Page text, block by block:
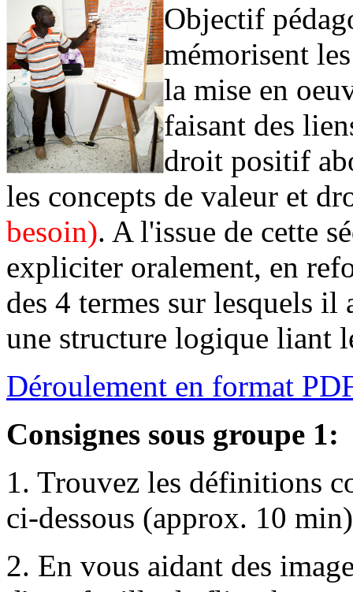
Objectif
mémorisent
la mise en
faisant des
droit positif
les concepts de valeur et
besoin). A l'issue de cette
expliciter oralement, en
des 4 termes sur lesquels il
une structure logique liant
Déroulement en format
Consignes sous groupe 1:
1. Trouvez les définitions
ci-dessous (approx. 10
2. En vous aidant des